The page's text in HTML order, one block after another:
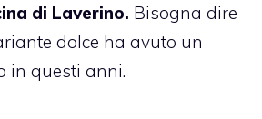
di Laverino. Bisogna dire
dolce ha avuto un
in questi anni.